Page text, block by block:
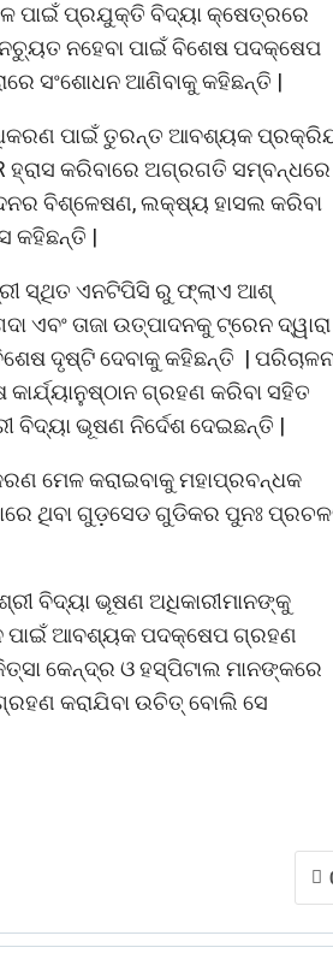
ପାଇଁ ପ୍ରଯୁକ୍ତି ବିଦ୍ୟା କ୍ଷେତ୍ରରେ
ନହେବା ପାଇଁ ବିଶେଷ ପଦକ୍ଷେପ
ସଂଶୋଧନ ଆଣିବାକୁ କହିଛନ୍ତି |
ପାଇଁ ତୁରନ୍ତ ଆବଶ୍ୟକ
ହ୍ରାସ କରିବାରେ ଅଗ୍ରଗତି ସମ୍ବନ୍ଧରେ
ବିଶ୍ଳେଷଣ, ଲକ୍ଷ୍ୟ ହାସଲ କରିବା
କହିଛନ୍ତି |
ସ୍ଥିତ ଏନଟିପିସି ରୁ ଫ୍ଲାଏ ଆଶ୍
ତାଜା ଉତ୍ପାଦନକୁ ଟ୍ରେନ ଦ୍ୱାରା
ଦୃଷ୍ଟି ଦେବାକୁ କହିଛନ୍ତି |
ଗ୍ରହଣ କରିବା ସହିତ
ବିଦ୍ୟା ଭୂଷଣ ନିର୍ଦେଶ ଦେଇଛନ୍ତି |
ମେଳ କରାଇବାକୁ ମହାପ୍ରବନ୍ଧକ
ଥିବା ଗୁଡ଼ସେଡ ଗୁଡିକର ପୁନଃ
ବିଦ୍ୟା ଭୂଷଣ ଅଧିକାରୀମାନଙ୍କୁ
ପାଇଁ ଆବଶ୍ୟକ ପଦକ୍ଷେପ ଗ୍ରହଣ
କେନ୍ଦ୍ର ଓ ହସ୍ପିଟାଲ ମାନଙ୍କରେ
କରାଯିବା ଉଚିତ୍ ବୋଲି ସେ